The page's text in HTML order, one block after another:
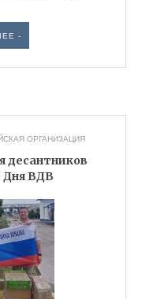
-
ОРГАНИЗАЦИЯ
десантников
Дня ВДВ